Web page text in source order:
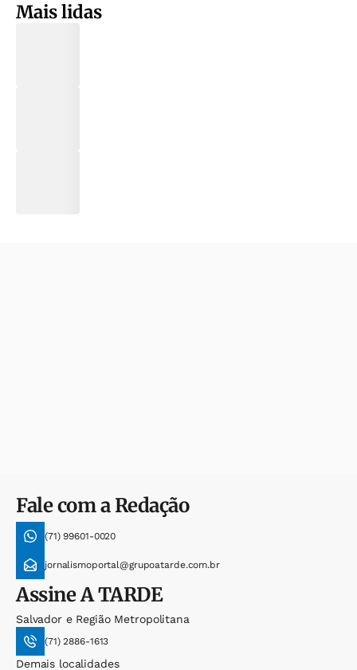
Mais lidas
Fale com a Redação
(71) 99601-0020
jornalismoportal@grupoatarde.com.br
AssineA TARDE
Salvador e Região Metropolitana
(71) 2886-1613
Demais localidades